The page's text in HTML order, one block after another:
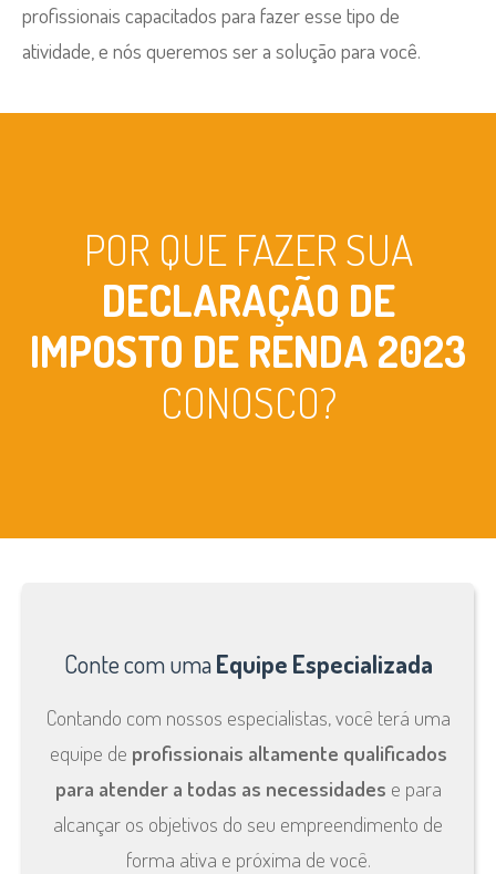
profissionais capacitados para fazer esse tipo de
atividade, e nós queremos ser a solução para você.
POR QUE FAZER SUA
DECLARAÇÃO DE
IMPOSTO DE RENDA 2023
CONOSCO?
Conte com umaEquipe Especializada
Contando com nossos especialistas, você terá uma
equipe de profissionais altamente qualificados
para atender a todas as necessidades e para
alcançar os objetivos do seu empreendimento de
forma ativa e próxima de você.